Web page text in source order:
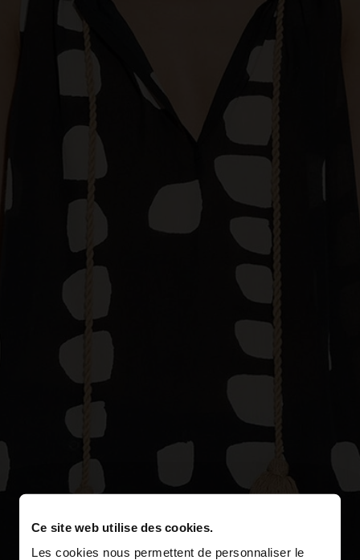
Ce site web utilise des cookies.
Les cookies nous permettent de personnaliser le